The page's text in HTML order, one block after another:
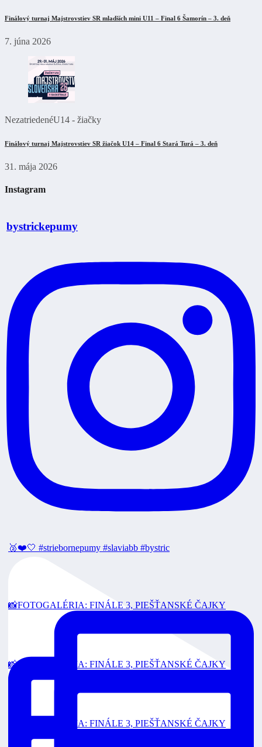
Finálový turnaj Majstrovstiev SR mladších mini U11 – Final 6 Šamorín – 3. deň
7. júna 2026
NezatriedenéU14 - žiačky
Finálový turnaj Majstrovstiev SR žiačok U14 – Final 6 Stará Turá – 3. deň
31. mája 2026
Instagram
bystrickepumy
🥈❤️🤍 #striebornepumy #slaviabb #bystric
📸FOTOGALÉRIA: FINÁLE 3, PIEŠŤANSKÉ ČAJKY
📸FOTOGALÉRIA: FINÁLE 3, PIEŠŤANSKÉ ČAJKY
📸FOTOGALÉRIA: FINÁLE 3, PIEŠŤANSKÉ ČAJKY